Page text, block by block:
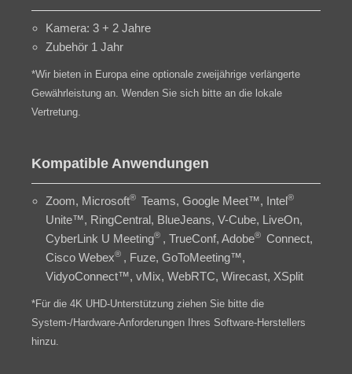
Kamera: 3 + 2 Jahre
Zubehör 1 Jahr
*Wir bieten in Europa eine optionale zweijährige verlängerte
Gewährleistung an. Wenden Sie sich bitte an die lokale
Vertretung.
Kompatible Anwendungen
Zoom, Microsoft® Teams, Google Meet™, Intel®
Unite™, RingCentral, BlueJeans, V-Cube, LiveOn,
CyberLink U Meeting® , TrueConf, Adobe® Connect,
Cisco Webex® , Fuze, GoToMeeting™,
VidyoConnect™, vMix, WebRTC, Wirecast, XSplit
*Für die 4K UHD-Unterstützung ziehen Sie bitte die
System-/Hardware-Anforderungen Ihres Software-Herstellers
hinzu.